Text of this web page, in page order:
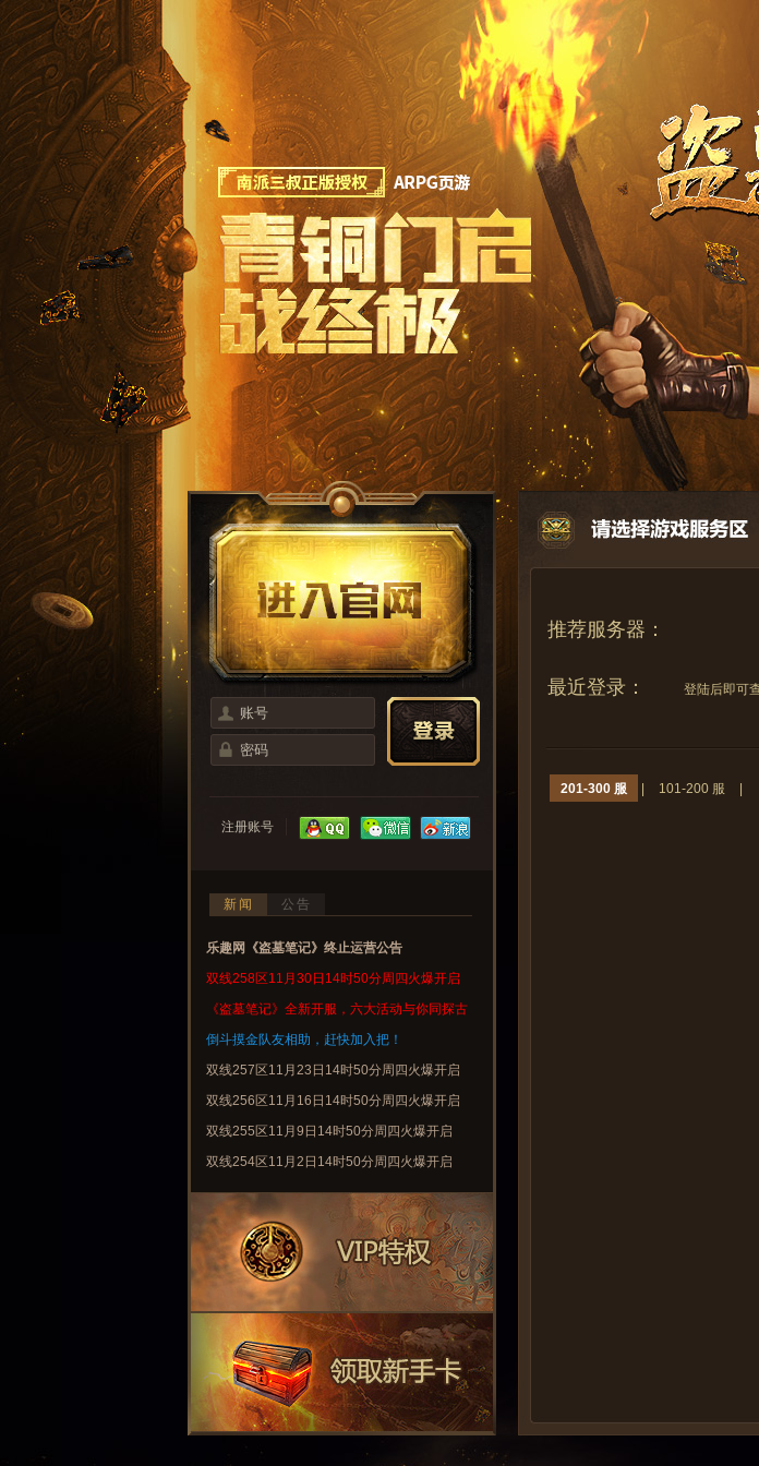
注册账号
新闻 公告
乐趣网《盗墓笔记》终止运营公告
双线258区11月30日14时50分周四火爆开启
《盗墓笔记》全新开服，六大活动与你同探古
墓
倒斗摸金队友相助，赶快加入把！
双线257区11月23日14时50分周四火爆开启
双线256区11月16日14时50分周四火爆开启
双线255区11月9日14时50分周四火爆开启
双线254区11月2日14时50分周四火爆开启
推荐服务器：
最近登录： 登陆后即可
201-300 服 101-200 服